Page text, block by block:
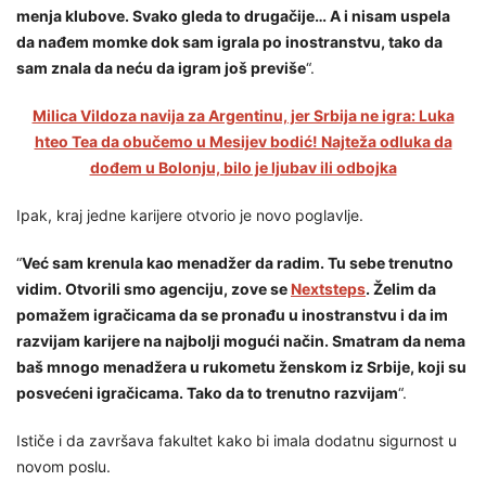
menja klubove. Svako gleda to drugačije… A i nisam uspela
da nađem momke dok sam igrala po inostranstvu, tako da
sam znala da neću da igram još previše“.
Milica Vildoza navija za Argentinu, jer Srbija ne igra: Luka
hteo Tea da obučemo u Mesijev bodić! Najteža odluka da
dođem u Bolonju, bilo je ljubav ili odbojka
Ipak, kraj jedne karijere otvorio je novo poglavlje.
“Već sam krenula kao menadžer da radim. Tu sebe trenutno
vidim. Otvorili smo agenciju, zove seNextsteps. Želim da
pomažem igračicama da se pronađu u inostranstvu i da im
razvijam karijere na najbolji mogući način. Smatram da nema
baš mnogo menadžera u rukometu ženskom iz Srbije, koji su
posvećeni igračicama. Tako da to trenutno razvijam“.
Ističe i da završava fakultet kako bi imala dodatnu sigurnost u
novom poslu.